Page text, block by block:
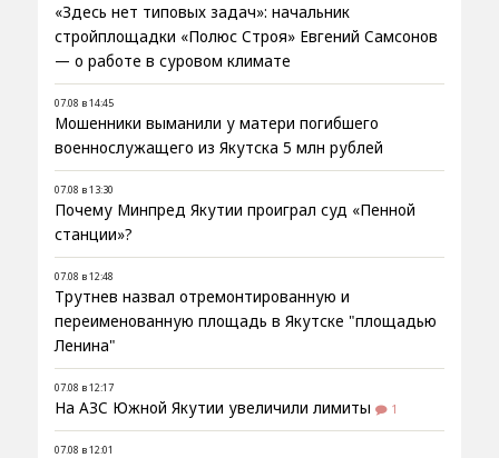
«Здесь нет типовых задач»: начальник
стройплощадки «Полюс Строя» Евгений Самсонов
— о работе в суровом климате
07.08 в 14:45
Мошенники выманили у матери погибшего
военнослужащего из Якутска 5 млн рублей
07.08 в 13:30
Почему Минпред Якутии проиграл суд «Пенной
станции»?
07.08 в 12:48
Трутнев назвал отремонтированную и
переименованную площадь в Якутске "площадью
Ленина"
07.08 в 12:17
На АЗС Южной Якутии увеличили лимиты 1
07.08 в 12:01